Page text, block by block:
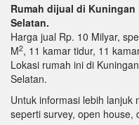
Rumah dijual di Kuningan
Selatan.
Harga jual Rp. 10 Milyar,
M2, 11 kamar tidur, 11
Lokasi rumah ini di
Selatan.
Untuk informasi lebih lanjuk
seperti survey, open house,